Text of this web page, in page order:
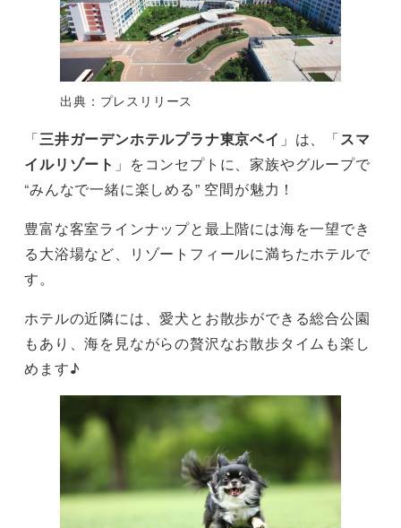
出典：プレスリリース
「三井ガーデンホテルプラナ東京ベイ 」は、「スマ
イルリゾート 」をコンセプトに、家族やグループで
“みんなで一緒に楽しめる” 空間が魅力！
豊富な客室ラインナップと最上階には海を一望でき
る大浴場など、リゾートフィールに満ちたホテルで
す。
ホテルの近隣には、愛犬とお散歩ができる総合公園
もあり、海を見ながらの贅沢なお散歩タイムも楽し
めます♪